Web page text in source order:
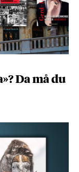
Da må du